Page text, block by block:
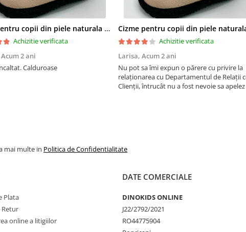
Cizme pentru copii din piele naturala All Pink
Achizitie verificata
Acum 2 ani
Calduroase
Achizitie verificata
Larisa, Acum 2 ani
Nu pot sa îmi expun o părere cu privire la
relaționarea cu Departamentul de Relații
Clienții, întrucât nu a fost nevoie sa
mai multe in Politica de Confidentialitate
Plata
Retur
online a litigiilor
DATE COMERCIALE
DINOKIDS ONLINE
J22/2792/2021
RO44775904